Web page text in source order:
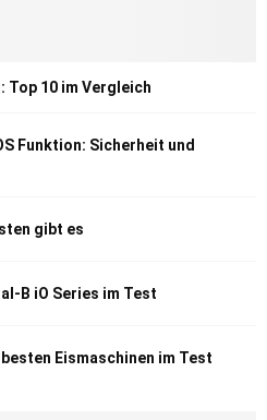
Top 10 im Vergleich
Funktion: Sicherheit und
gibt es
B iO Series im Test
Eismaschinen im Test